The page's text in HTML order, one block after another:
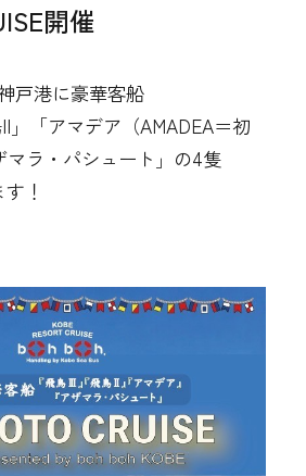
各船へのアクセス
開催
戸港に豪華客船
II」「アマデア（AMADEA＝初
ラ・パシュート」の4隻
！